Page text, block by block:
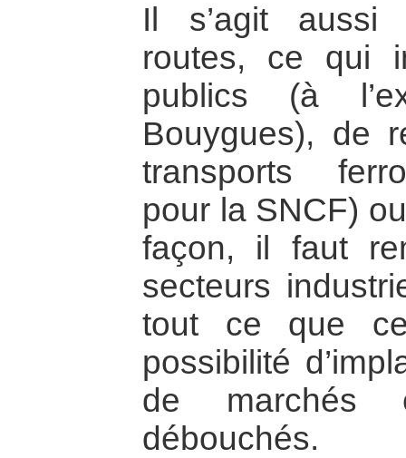
Il s’agit aussi
routes, ce qui
publics (à
Bouygues), de
transports
pour la SNCF)
façon, il faut
secteurs
tout ce que
possibilité
de marchés
débouchés.